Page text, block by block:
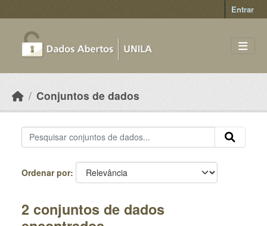
Entrar
Conjuntos de dados
Ordenar por
2 conjuntos de dados